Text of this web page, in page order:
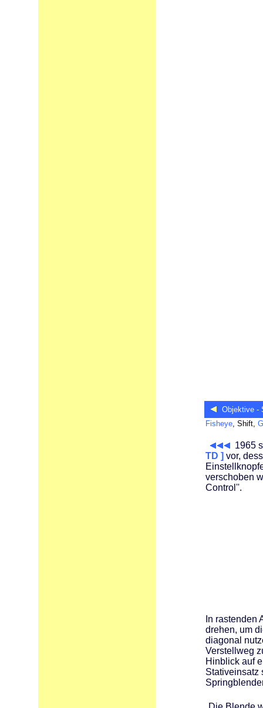
Objektive -
Fisheye, Shift,
1965
TD ] vor,
verschoben
Control''.
In rastenden
drehen, um
diagonal
Verstellweg
Hinblick auf
Stativeinsatz